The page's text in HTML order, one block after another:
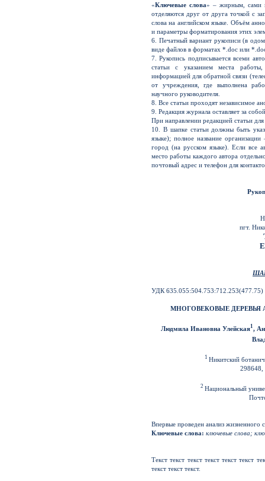
«Ключевые слова» – жирным, сами
отделяются друг от друга точкой с
слова на английском языке. Объём
и параметры форматирования этих
6. Печатный вариант рукописи (в
виде файлов в форматах *.doc или
7. Рукопись подписывается всеми
статьи с указанием места
информацией для обратной связи
от учреждения, где выполнена
научного руководителя.
8. Все статьи проходят независимое
9. Редакция журнала оставляет за
При направлении редакцией статьи
10. В шапке статьи должны быть
языке); полное название
город (на русском языке). Если все
место работы каждого автора
почтовый адрес и телефон для
пгт.
УДК 635.055:504.753:712.253(477.75)
МНОГОВЕКОВЫЕ ДЕРЕВЬЯ
Людмила Ивановна Улейская1,
1Никитский
298648,
2Национальный
Впервые проведен анализ жизненного
Ключевые слова: ключевые слова;
Текст текст текст текст текст текст
текст текст текст.